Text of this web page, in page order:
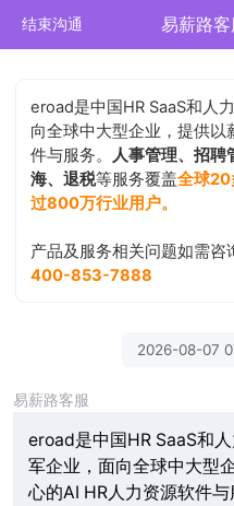
结束沟通 易薪路
eroad是中国HR SaaS和人
向全球中大型企业，提供以
件与服务。
人事管理、招聘
海、退税等服务覆盖全球20
过800万行业用户。
产品及服务相关问题如需咨
400-853-7888
2026-08-07
易薪路客服
eroad是中国HR SaaS和
军企业，面向全球中大型
心的AI HR人力资源软件